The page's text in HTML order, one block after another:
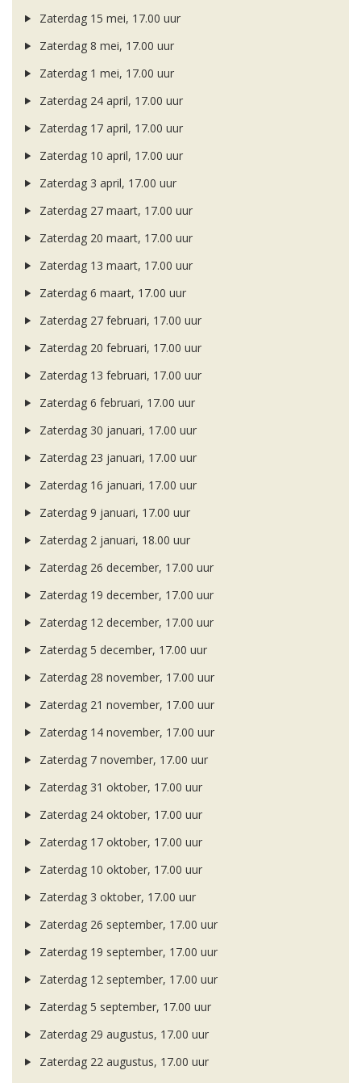
Zaterdag 15 mei, 17.00 uur
Zaterdag 8 mei, 17.00 uur
Zaterdag 1 mei, 17.00 uur
Zaterdag 24 april, 17.00 uur
Zaterdag 17 april, 17.00 uur
Zaterdag 10 april, 17.00 uur
Zaterdag 3 april, 17.00 uur
Zaterdag 27 maart, 17.00 uur
Zaterdag 20 maart, 17.00 uur
Zaterdag 13 maart, 17.00 uur
Zaterdag 6 maart, 17.00 uur
Zaterdag 27 februari, 17.00 uur
Zaterdag 20 februari, 17.00 uur
Zaterdag 13 februari, 17.00 uur
Zaterdag 6 februari, 17.00 uur
Zaterdag 30 januari, 17.00 uur
Zaterdag 23 januari, 17.00 uur
Zaterdag 16 januari, 17.00 uur
Zaterdag 9 januari, 17.00 uur
Zaterdag 2 januari, 18.00 uur
Zaterdag 26 december, 17.00 uur
Zaterdag 19 december, 17.00 uur
Zaterdag 12 december, 17.00 uur
Zaterdag 5 december, 17.00 uur
Zaterdag 28 november, 17.00 uur
Zaterdag 21 november, 17.00 uur
Zaterdag 14 november, 17.00 uur
Zaterdag 7 november, 17.00 uur
Zaterdag 31 oktober, 17.00 uur
Zaterdag 24 oktober, 17.00 uur
Zaterdag 17 oktober, 17.00 uur
Zaterdag 10 oktober, 17.00 uur
Zaterdag 3 oktober, 17.00 uur
Zaterdag 26 september, 17.00 uur
Zaterdag 19 september, 17.00 uur
Zaterdag 12 september, 17.00 uur
Zaterdag 5 september, 17.00 uur
Zaterdag 29 augustus, 17.00 uur
Zaterdag 22 augustus, 17.00 uur